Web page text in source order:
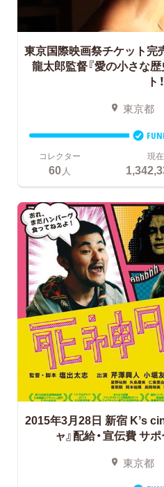
東京国際映画祭チケット完
龍太郎監督『愛の小さな
ト！
東京都
コレクター
60人
現在
2015年3月28日 新宿 Kʼs
ャ』配給・宣伝費 サ
東京都